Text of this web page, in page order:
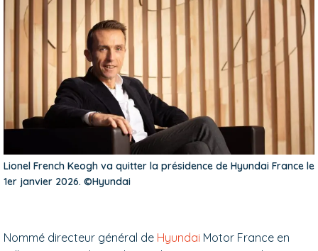
Lionel French Keogh va quitter la présidence de Hyundai France le
1er janvier 2026. ©Hyundai
Nommé directeur général de Hyundai Motor France en